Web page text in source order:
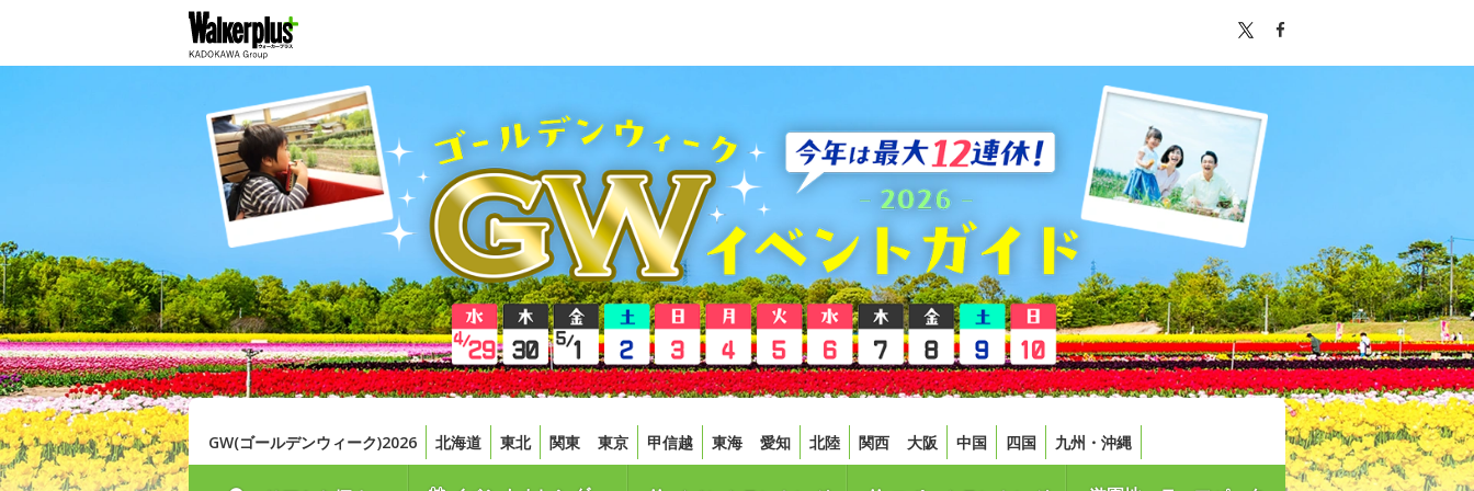
GW(ゴールデンウィーク)2026 北海道 東北 関東 東京 甲信越 東海 愛知 北陸 関西 大阪 中国 四国 九州・沖縄